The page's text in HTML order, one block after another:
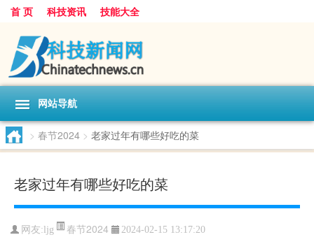
首 页 科技资讯 技能大全
网站导航
> 春节2024 > 老家过年有哪些好吃的菜
老家过年有哪些好吃的菜
网友: ljg 春节2024 2024-02-15 13:17:20